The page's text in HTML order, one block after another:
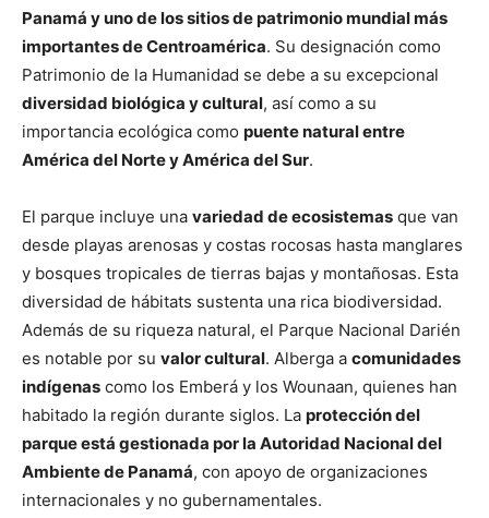
Panamá y uno de los sitios de patrimonio mundial más
importantes de Centroamérica. Su designación como
Patrimonio de la Humanidad se debe a su excepcional
diversidad biológica y cultural, así como a su
importancia ecológica como puente natural entre
América del Norte y América del Sur.
El parque incluye una variedad de ecosistemas que van
desde playas arenosas y costas rocosas hasta manglares
y bosques tropicales de tierras bajas y montañosas. Esta
diversidad de hábitats sustenta una rica biodiversidad.
Además de su riqueza natural, el Parque Nacional Darién
es notable por su valor cultural. Alberga a comunidades
indígenas como los Emberá y los Wounaan, quienes han
habitado la región durante siglos. La protección del
parque está gestionada por la Autoridad Nacional del
Ambiente de Panamá, con apoyo de organizaciones
internacionales y no gubernamentales.